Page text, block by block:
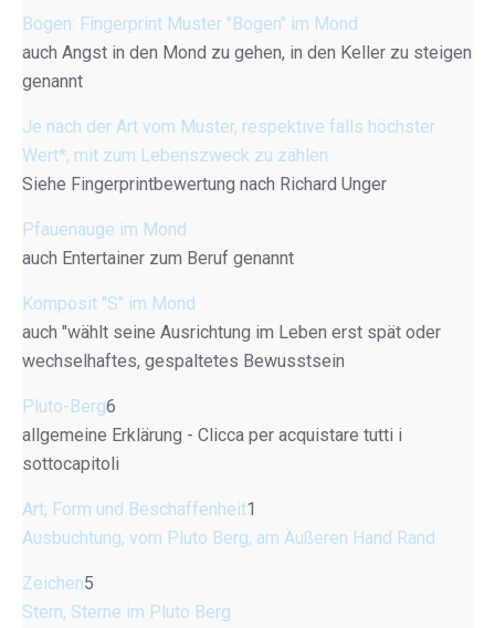
Bogen: Fingerprint Muster "Bogen" im Mond
auch Angst in den Mond zu gehen, in den Keller zu steigen
genannt
Je nach der Art vom Muster, respektive falls höchster
Wert*, mit zum Lebenszweck zu zählen
Siehe Fingerprintbewertung nach Richard Unger
Pfauenauge im Mond
auch Entertainer zum Beruf genannt
Komposit "S" im Mond
auch "wählt seine Ausrichtung im Leben erst spät oder
wechselhaftes, gespaltetes Bewusstsein
Pluto-Berg6
allgemeine Erklärung - Clicca per acquistare tutti i
sottocapitoli
Art, Form und Beschaffenheit1
Ausbuchtung, vom Pluto Berg, am Äußeren Hand Rand
Zeichen5
Stern, Sterne im Pluto Berg